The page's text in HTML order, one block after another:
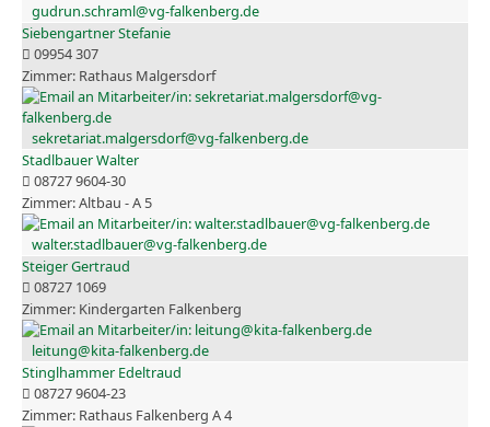
gudrun.schraml@vg-falkenberg.de
Siebengartner Stefanie
09954 307
Rathaus Malgersdorf
sekretariat.malgersdorf@vg-falkenberg.de
Stadlbauer Walter
08727 9604-30
Altbau - A 5
walter.stadlbauer@vg-falkenberg.de
Steiger Gertraud
08727 1069
Kindergarten Falkenberg
leitung@kita-falkenberg.de
Stinglhammer Edeltraud
08727 9604-23
Rathaus Falkenberg A 4